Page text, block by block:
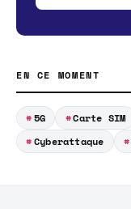
EN CE MOMENT
5G Carte SIM
Cyberattaque